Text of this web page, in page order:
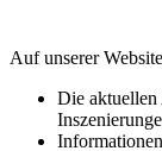
Auf unserer
Die aktuellen